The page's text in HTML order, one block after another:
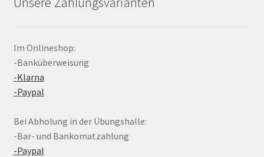
Im Onlineshop:
-Banküberweisung
-Klarna
-Paypal
Bei Abholung in der Übungshalle:
-Bar- und Bankomatzahlung
-Paypal